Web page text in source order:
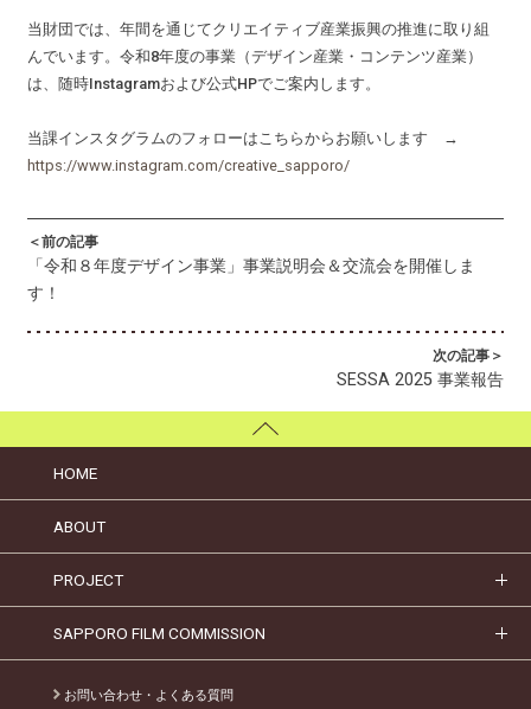
当財団では、年間を通じてクリエイティブ産業振興の推進に取り組
んでいます。令和8年度の事業（デザイン産業・コンテンツ産業）
は、随時Instagramおよび公式HPでご案内します。
当課インスタグラムのフォローはこちらからお願いします →
https://www.instagram.com/creative_sapporo/
＜前の記事
「令和８年度デザイン事業」事業説明会＆交流会を開催しま
す！
次の記事＞
SESSA 2025 事業報告
HOME
ABOUT
PROJECT
SAPPORO FILM COMMISSION
お問い合わせ・よくある質問